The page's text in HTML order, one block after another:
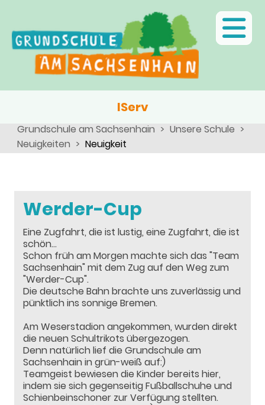
IServ
Grundschule am Sachsenhain
Unsere Schule
Neuigkeiten
Neuigkeit
Werder-Cup
Eine Zugfahrt, die ist lustig, eine Zugfahrt, die ist
schön...
Schon früh am Morgen machte sich das "Team
Sachsenhain" mit dem Zug auf den Weg zum
"Werder-Cup".
Die deutsche Bahn brachte uns zuverlässig und
pünktlich ins sonnige Bremen.
Am Weserstadion angekommen, wurden direkt
die neuen Schultrikots übergezogen.
Denn natürlich lief die Grundschule am
Sachsenhain in grün-weiß auf:)
Teamgeist bewiesen die Kinder bereits hier,
indem sie sich gegenseitig Fußballschuhe und
Schienbeinschoner zur Verfügung stellten.
Kinder
Eltern
Schulsozialarbeit
Schulseelsorge
Angebote, Projekte, Aktionen, Arbeitsgemeinschaften